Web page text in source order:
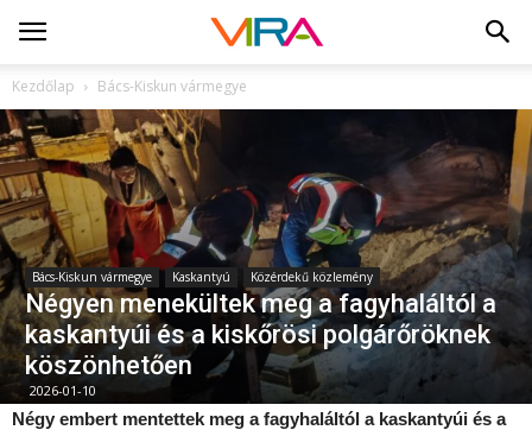
Kezdőlap Bács-Kiskun vármegye
Bács-Kiskun vármegye Kaskantyú Közérdekű közlemény
Négyen menekültek meg a fagyhaláltól a
kaskantyúi és a kiskőrösi polgárőröknek
köszönhetően
2026-01-10
Négy embert mentettek meg a fagyhaláltól a kaskantyúi és a